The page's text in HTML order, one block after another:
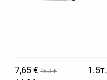
7,65 € 15.3 €
1.5т.